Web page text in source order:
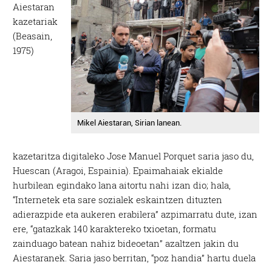
Mikel Aiestaran, Sirian lanean.
Aiestaran
kazetariak
(Beasain,
1975)
kazetaritza digitaleko Jose Manuel Porquet saria jaso du,
Huescan (Aragoi, Espainia). Epaimahaiak ekialde
hurbilean egindako lana aitortu nahi izan dio; hala,
“Internetek eta sare sozialek eskaintzen dituzten
adierazpide eta aukeren erabilera” azpimarratu dute, izan
ere, “gatazkak 140 karaktereko txioetan, formatu
zainduago batean nahiz bideoetan” azaltzen jakin du
Aiestaranek. Saria jaso berritan, “poz handia” hartu duela